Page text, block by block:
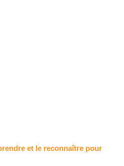
et le reconnaître pour